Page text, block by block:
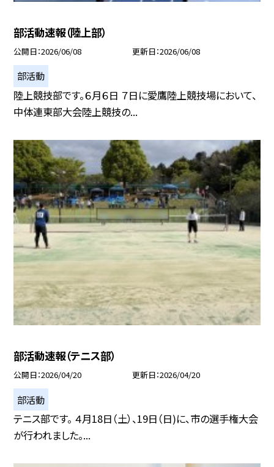
部活動速報（陸上部）
公開日 2026/06/08 更新日 2026/06/08
部活動
陸上競技部です。６月６日 ７日に愛鷹陸上競技場において、
中体連東部大会陸上競技の...
部活動速報（テニス部）
公開日 2026/04/20 更新日 2026/04/20
部活動
テニス部です。 ４月18日（土）、19日（日)に、市の選手権大会
が行われました。...